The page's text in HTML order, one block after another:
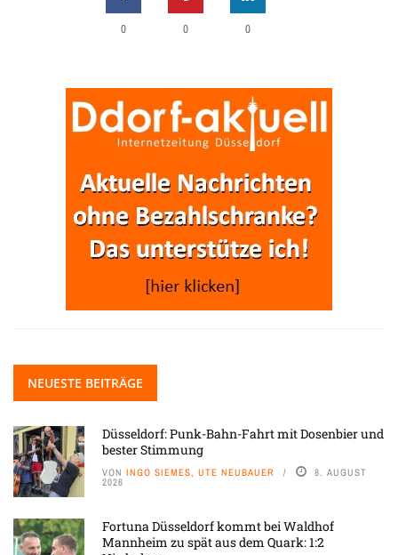
0 0 0
NEUESTE BEITRÄGE
Düsseldorf: Punk-Bahn-Fahrt mit Dosenbier und
bester Stimmung
VON INGO SIEMES, UTE NEUBAUER 8. AUGUST
2026
Fortuna Düsseldorf kommt bei Waldhof
Mannheim zu spät aus dem Quark: 1:2